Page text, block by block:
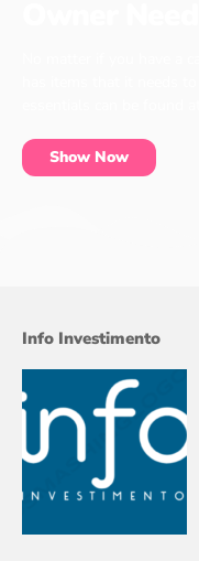
Show Now
Info Investimento